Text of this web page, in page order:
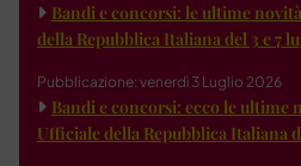
Bandi e concorsi: le ultime
della Repubblica Italiana del 3 e 7
Pubblicazione: venerdì 3 Luglio 2026
Bandi e concorsi: ecco le ultime
Ufficiale della Repubblica Italiana